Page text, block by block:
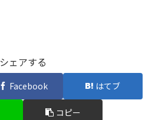
シェアする
Facebook はてブ
コピー